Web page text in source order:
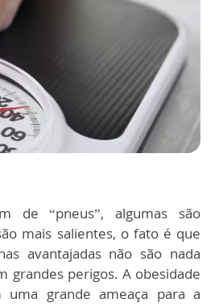
de “pneus”, algumas são
mais salientes, o fato é que
avantajadas não são nada
grandes perigos. A obesidade
uma grande ameaça para a